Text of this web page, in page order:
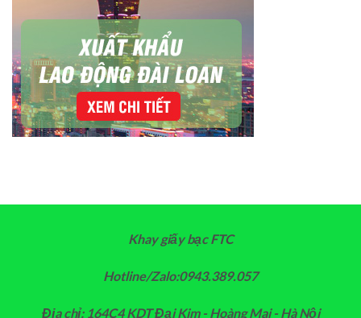
Khay giấy bạc FTC
Hotline/Zalo:0943.389.057
Địa chỉ: 164C4 KDT Đại Kim - Hoàng Mai - Hà Nội